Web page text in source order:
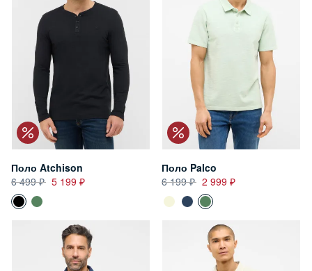
Поло Atchison
6 499
5 199
Поло Palco
6 199
2 999